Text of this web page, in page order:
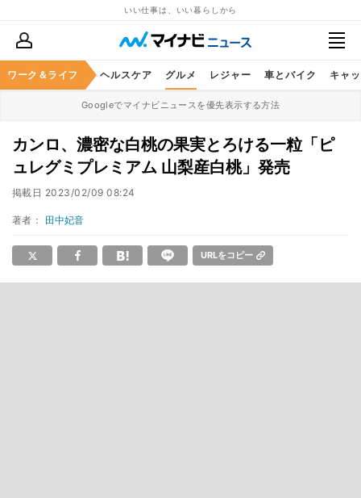
いい仕事は、いい暮らしから
ワーク＆ライフ
マネー 暮らし ヘルスケア グルメ レジャー 車とバイク キャ
Googleでマイナビニュースを優先表示する方法
カンロ、濃密な白桃の果実とろける一粒「ピ
ュレグミプレミアム 山梨産白桃」発売
掲載日 2023/02/09 08:24
著者： 田中妃音
URLをコピー